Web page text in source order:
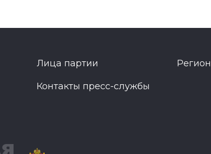
Лица партии
Контакты пресс-службы